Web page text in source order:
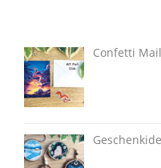
Confetti